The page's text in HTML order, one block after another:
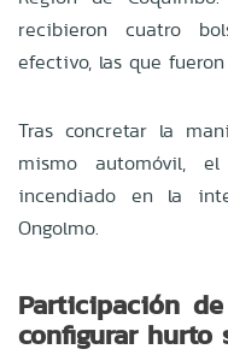
recibieron cuatro
efectivo, las que
Tras concretar la
mismo automóvil,
incendiado en la
Ongolmo.
Participación
configurar hurto